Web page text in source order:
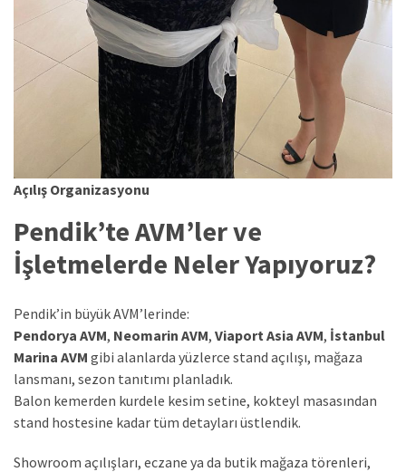
Açılış Organizasyonu
Pendik’te AVM’ler ve
İşletmelerde Neler Yapıyoruz?
Pendik’in büyük AVM’lerinde:
Pendorya AVM, Neomarin AVM, Viaport Asia AVM, İstanbul
Marina AVM gibi alanlarda yüzlerce stand açılışı, mağaza
lansmanı, sezon tanıtımı planladık.
Balon kemerden kurdele kesim setine, kokteyl masasından
stand hostesine kadar tüm detayları üstlendik.
Showroom açılışları, eczane ya da butik mağaza törenleri,